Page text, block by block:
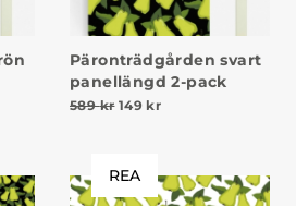
priset var: 589 kr.
priset är: 199 kr.
Päronträdgården svart
panellängd 2-pack
589kr Det ursprungliga priset
149 krDet nuvarande
REA